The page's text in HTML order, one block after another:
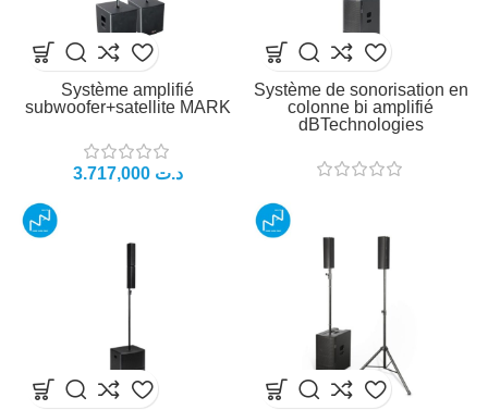
Système amplifié
subwoofer+satellite MARK
د.ت
Système de sonorisation en
colonne bi amplifié
dBTechnologies